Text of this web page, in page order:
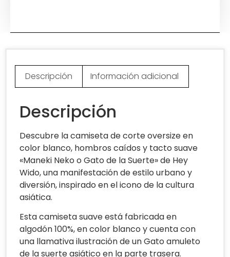
Descripción Información adicional
Descripción
Descubre la camiseta de corte oversize en
color blanco, hombros caídos y tacto suave
«Maneki Neko o Gato de la Suerte» de Hey
Wido, una manifestación de estilo urbano y
diversión, inspirado en el icono de la cultura
asiática.
Esta camiseta suave está fabricada en
algodón 100%, en color blanco y cuenta con
una llamativa ilustración de un Gato amuleto
de la suerte asiático en la parte trasera.